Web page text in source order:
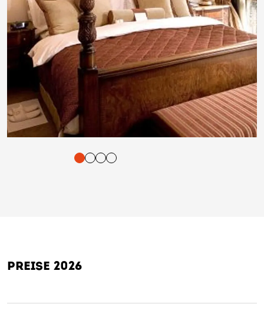
und Vorlesen der Inhalte mit Leertaste oder Tabulator-
PREISE 2026